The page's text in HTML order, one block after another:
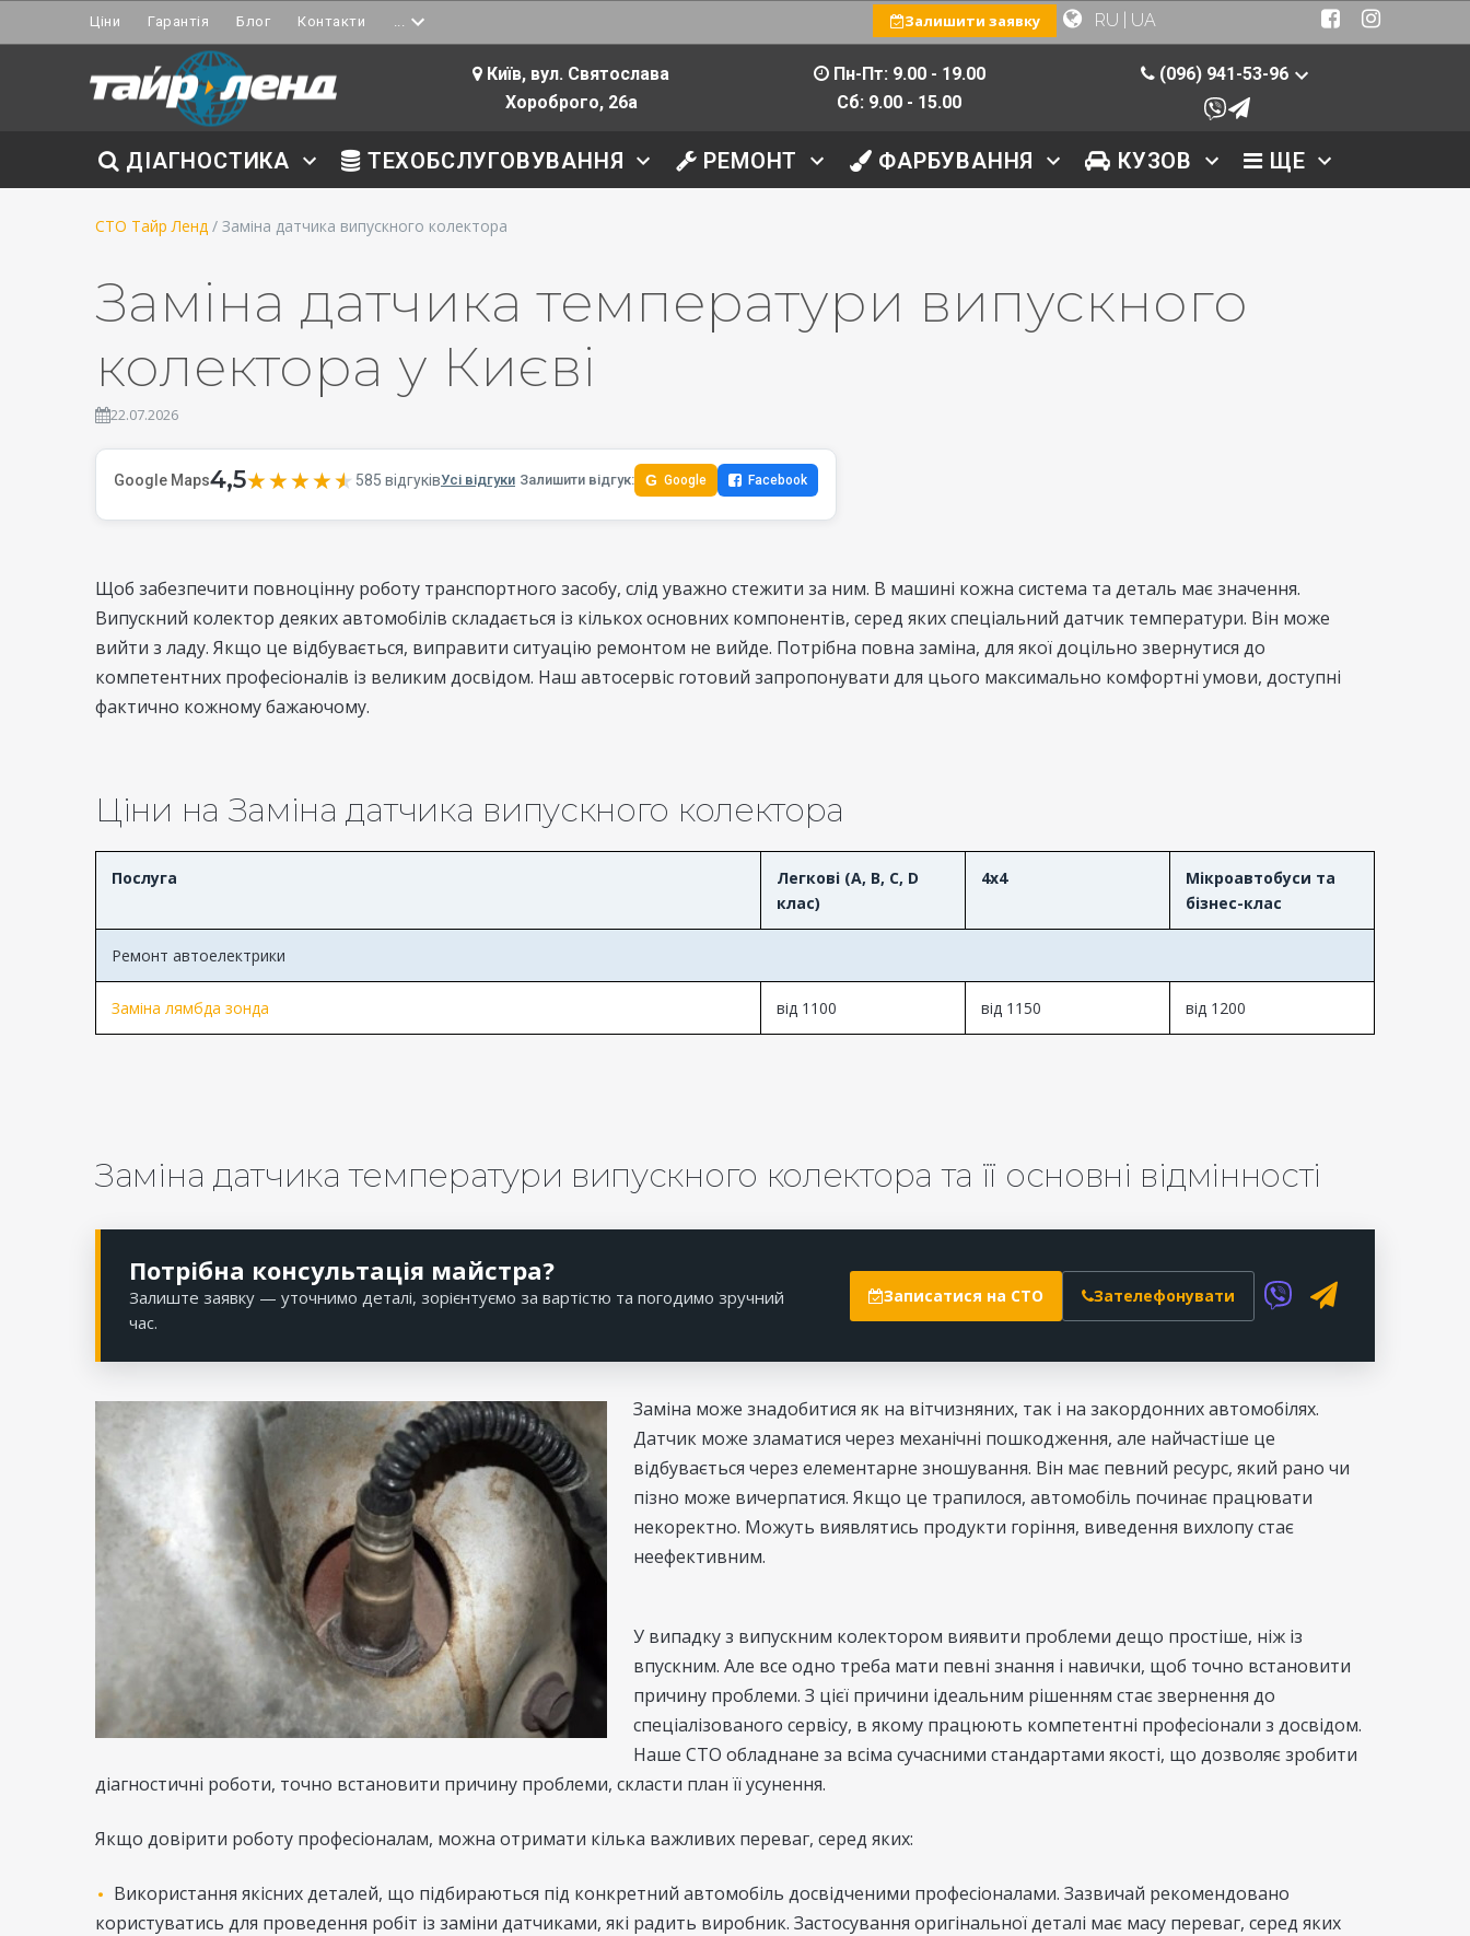
Ціни Гарантія Блог Контакти ... RU UA
Залишити заявку
Київ, вул. Святослава
Хороброго, 26а
Пн-Пт: 9.00 - 19.00
Сб: 9.00 - 15.00
(096) 941-53-96
ДІАГНОСТИКА ТЕХОБСЛУГОВУВАННЯ РЕМОНТ ФАРБУВАННЯ КУЗОВ ЩЕ
СТО Тайр Ленд / Заміна датчика випускного колектора
Заміна датчика температури випускного
колектора у Києві
22.07.2026
Google Maps4,5★★★★★
★★★★★ 585 відгуківУсі відгуки Залишити відгук: G Google Facebook
Щоб забезпечити повноцінну роботу транспортного засобу, слід уважно стежити за ним. В машині кожна система та деталь має значення.
Випускний колектор деяких автомобілів складається із кількох основних компонентів, серед яких спеціальний датчик температури. Він може
вийти з ладу. Якщо це відбувається, виправити ситуацію ремонтом не вийде. Потрібна повна заміна, для якої доцільно звернутися до
компетентних професіоналів із великим досвідом. Наш автосервіс готовий запропонувати для цього максимально комфортні умови, доступні
фактично кожному бажаючому.
Ціни на Заміна датчика випускного колектора
Послуга
Легкові (A, B, C, D
клас)
4x4
Мікроавтобуси та
бізнес-клас
Ремонт автоелектрики
Заміна лямбда зонда від 1100 від 1150 від 1200
Заміна датчика температури випускного колектора та її основні відмінності
Потрібна консультація майстра?
Залиште заявку — уточнимо деталі, зорієнтуємо за вартістю та погодимо зручний
час.
Записатися на СТО Зателефонувати
Заміна може знадобитися як на вітчизняних, так і на закордонних автомобілях.
Датчик може зламатися через механічні пошкодження, але найчастіше це
відбувається через елементарне зношування. Він має певний ресурс, який рано чи
пізно може вичерпатися. Якщо це трапилося, автомобіль починає працювати
некоректно. Можуть виявлятись продукти горіння, виведення вихлопу стає
неефективним.
У випадку з випускним колектором виявити проблеми дещо простіше, ніж із
впускним. Але все одно треба мати певні знання і навички, щоб точно встановити
причину проблеми. З цієї причини ідеальним рішенням стає звернення до
спеціалізованого сервісу, в якому працюють компетентні професіонали з досвідом.
Наше СТО обладнане за всіма сучасними стандартами якості, що дозволяє зробити
діагностичні роботи, точно встановити причину проблеми, скласти план її усунення.
Якщо довірити роботу професіоналам, можна отримати кілька важливих переваг, серед яких:
Використання якісних деталей, що підбираються під конкретний автомобіль досвідченими професіоналами. Зазвичай рекомендовано
користуватись для проведення робіт із заміни датчиками, які радить виробник. Застосування оригінальної деталі має масу переваг, серед яких